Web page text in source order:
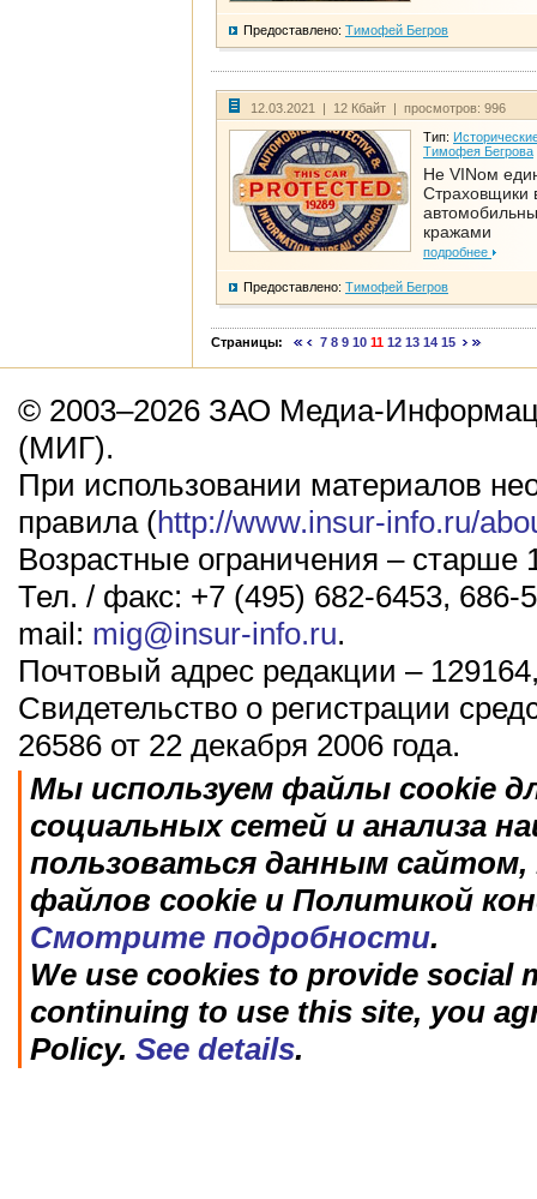
Предоставлено: Тимофей Бегров
12.03.2021 | 12 Кбайт | просмотров: 996
Тип:
Тимофея Бегрова
Не VINом
Страховщики
кражами
подробнее
Предоставлено: Тимофей Бегров
Страницы: 7 8 9 10 11 12 13 14 15
© 2003–2026 ЗАО Медиа-
(МИГ).
При использовании материалов
правила (http://www.insur-info.ru/
Возрастные ограничения – старше
Тел. / факс: +7 (495) 682-6453, 686-
mail: mig@insur-info.ru.
Почтовый адрес редакции –
Свидетельство о регистрации
26586 от 22 декабря 2006 года.
Мы используем файлы cookie
социальных сетей и анализа
пользоваться данным
файлов cookie и Политикой
Смотрите подробности.
We use cookies to provide social
continuing to use this site, you
Policy. See details.